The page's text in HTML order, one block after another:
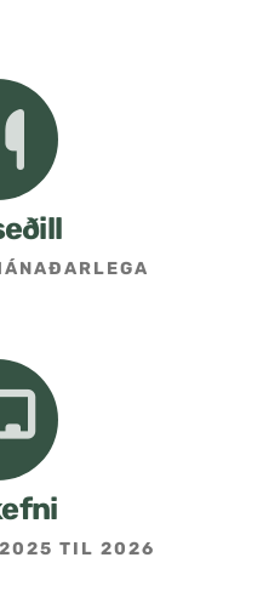
2025 TIL 2026